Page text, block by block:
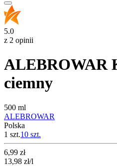
5.0
z 2 opinii
ALEBROWAR
ciemny
500 ml
ALEBROWAR
Polska
1 szt.10 szt.
Cena
6,99 zł
13,98 zł/l